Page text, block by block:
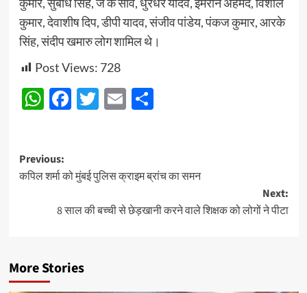
कुमार, देवाशीष दिप, डीपी यादव, संजीव पांडेय, पंकज कुमार, आरके
सिंह, संदीप खमारु लोग शामिल थे।
Post Views: 728
WhatsApp
Facebook
Twitter
EmailShare
Post
navigation
Previous:
कपिल शर्मा को मुंबई पुलिस क्राइम ब्रांच का समन
Next:
8 साल की बच्ची से छेड़खानी करने वाले शिक्षक को लोगों ने पीटा
More Stories